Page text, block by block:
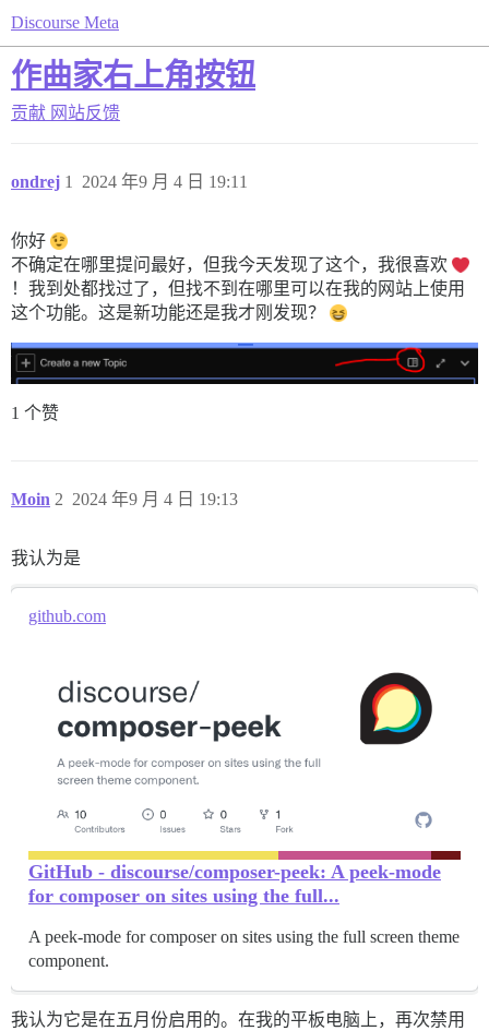
Discourse Meta
作曲家右上角按钮
贡献 网站反馈
ondrej 2024 年9 月 4 日 19:11
1
你好
不确定在哪里提问最好，但我今天发现了这个，我很喜欢
！我到处都找过了，但找不到在哪里可以在我的网站上使用
这个功能。这是新功能还是我才刚发现？
1 个赞
Moin 2024 年9 月 4 日 19:13
2
我认为是
github.com
GitHub - discourse/composer-peek: A peek-mode
for composer on sites using the full...
A peek-mode for composer on sites using the full screen theme
component.
我认为它是在五月份启用的。在我的平板电脑上，再次禁用